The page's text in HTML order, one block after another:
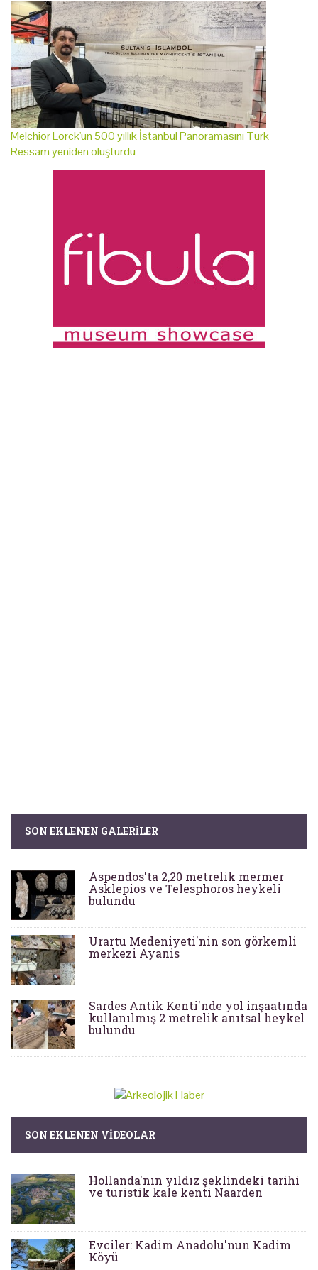
Melchior Lorck'un 500 yıllık İstanbul Panoramasını Türk
Ressam yeniden oluşturdu
SON EKLENEN GALERILER
Aspendos'ta 2,20 metrelik mermer
Asklepios ve Telesphoros heykeli
bulundu
Urartu Medeniyeti'nin son görkemli
merkezi Ayanis
Sardes Antik Kenti'nde yol inşaatında
kullanılmış 2 metrelik anıtsal heykel
bulundu
SON EKLENEN VIDEOLAR
Hollanda'nın yıldız şeklindeki tarihi
ve turistik kale kenti Naarden
Evciler: Kadim Anadolu'nun Kadim
Köyü